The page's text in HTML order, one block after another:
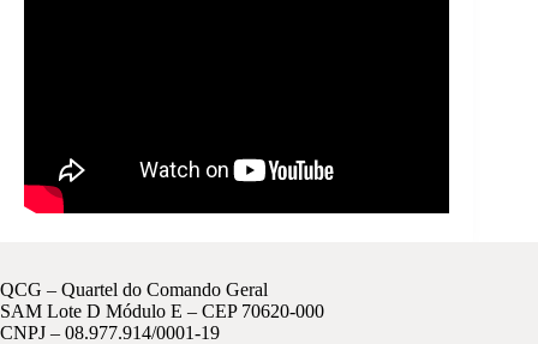
QCG – Quartel do Comando Geral
SAM Lote D Módulo E – CEP 70620-000
CNPJ – 08.977.914/0001-19